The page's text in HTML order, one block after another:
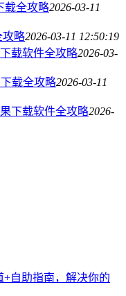
载全攻略2026-03-11
攻略2026-03-11 12:50:19
载软件全攻略2026-03-
下载全攻略2026-03-11
下载软件全攻略2026-
+自助指南，解决你的